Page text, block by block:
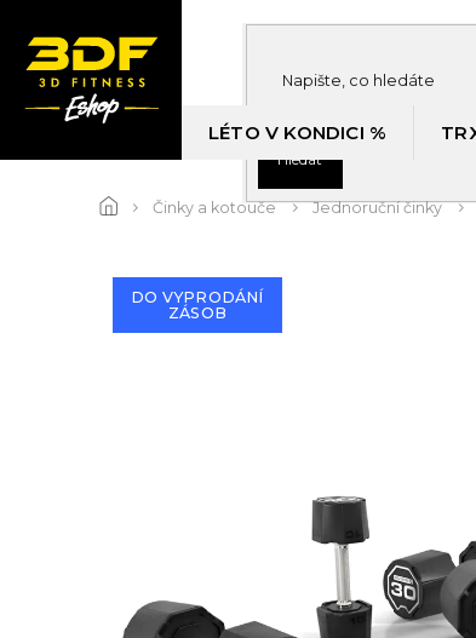
obsah
Hledat
LÉTO V KONDICI %
Činky a kotouče Jednoruční činky
DO VYPRODÁNÍ
ZÁSOB